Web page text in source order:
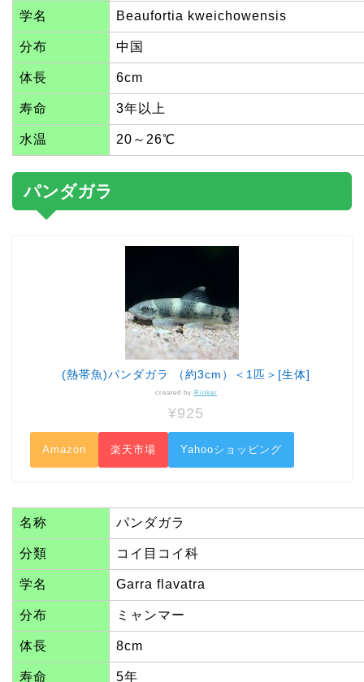
学名 Beaufortia kweichowensis
分布 中国
体長 6cm
寿命 3年以上
水温 20～26℃
パンダガラ
(熱帯魚)パンダガラ （約3cm）＜1匹＞[生体]
created by Rinker
¥925
Amazon 楽天市場 Yahooショッピング
名称 パンダガラ
分類 コイ目コイ科
学名 Garra flavatra
分布 ミャンマー
体長 8cm
寿命 5年